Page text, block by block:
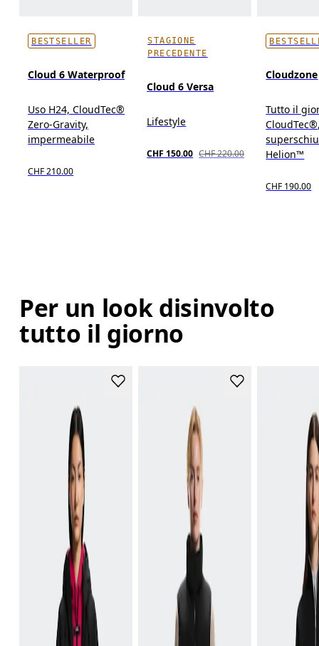
BESTSELLER
Cloud 6 Waterproof
Uso H24, CloudTec®
Zero-Gravity,
impermeabile
CHF 210.00
STAGIONE
PRECEDENTE
Cloud 6 Versa
Lifestyle
CHF 150.00 CHF 220.00
Cloudzone
Tutto il
Helion™
CHF 190.00
Per un look disinvolto
tutto il giorno